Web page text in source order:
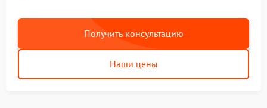
Получить консультацию
Наши цены